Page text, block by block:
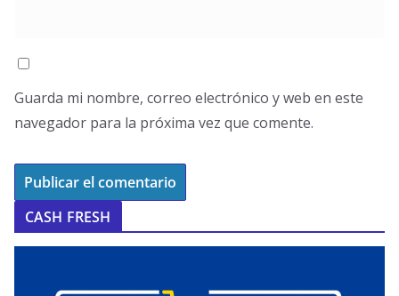
Guarda mi nombre, correo electrónico y web en este
navegador para la próxima vez que comente.
CASH FRESH